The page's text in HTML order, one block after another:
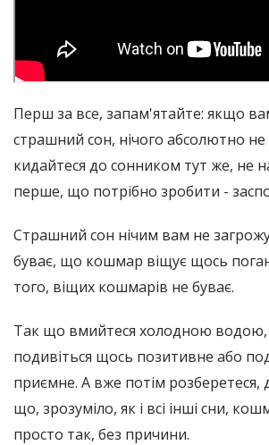
Перш за все, запам'ятайте: якщо
страшний сон, нічого абсолютно не
кидайтеся до сонником тут же, не
перше, що потрібно зробити -
Страшний сон нічим вам не
буває, що кошмар віщує щось
того, віщих кошмарів не буває.
Так що вмийтеся холодною водою,
подивіться щось позитивне або
приємне. А вже потім розберетеся,
що, зрозуміло, як і всі інші сни,
просто так, без причини.